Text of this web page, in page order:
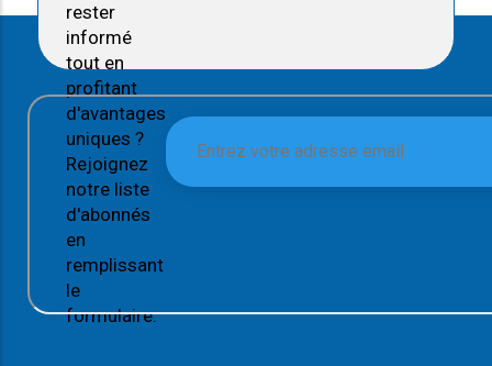
rester
informé
tout en
profitant
d'avantages
uniques ?
Rejoignez
notre liste
d'abonnés
en
remplissant
le
formulaire.